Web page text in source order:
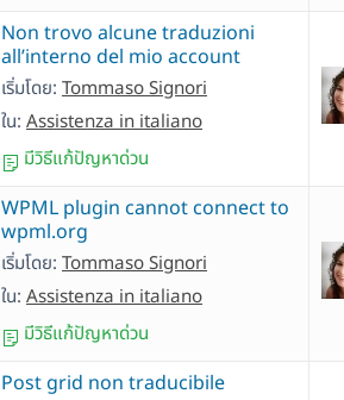
Non trovo alcune traduzioni
all’interno del mio account
เริ่มโดย: Tommaso Signori
ใน: Assistenza in italiano
มีวิธีแก้ปัญหาด่วน
WPML plugin cannot connect to
wpml.org
เริ่มโดย: Tommaso Signori
ใน: Assistenza in italiano
มีวิธีแก้ปัญหาด่วน
Post grid non traducibile